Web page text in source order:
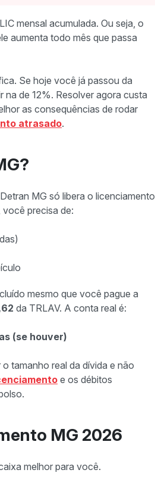
mensal acumulada. Ou seja, o
aumenta todo mês que passa
Se hoje você já passou da
na de 12%. Resolver agora custa
as consequências de rodar
atrasado.
MG só libera o licenciamento
precisa de:
mesmo que você pague a
da TRLAV. A conta real é:
(se houver)
tamanho real da dívida e não
e os débitos
MG 2026
melhor para você.